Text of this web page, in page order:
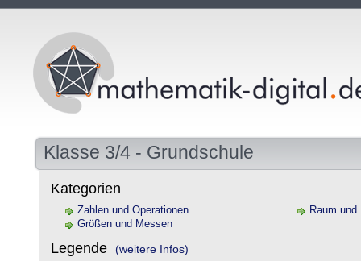
Klasse 3/4 - Grundschule
Kategorien
Zahlen und Operationen
Raum und
Größen und Messen
Legende (weitere Infos)